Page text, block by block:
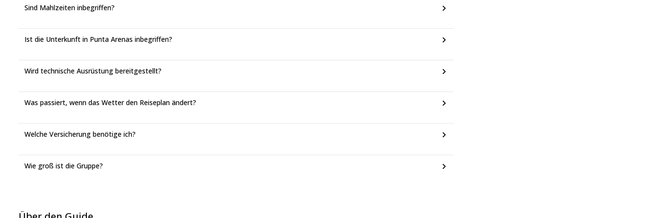
Sind Mahlzeiten inbegriffen?
Ist die Unterkunft in Punta Arenas inbegriffen?
Wird technische Ausrüstung bereitgestellt?
Was passiert, wenn das Wetter den Reiseplan ändert?
Welche Versicherung benötige ich?
Wie groß ist die Gruppe?